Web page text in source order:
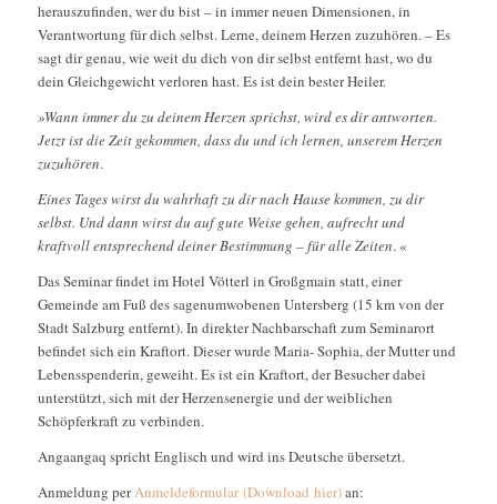
herauszufinden, wer du bist – in immer neuen Dimensionen, in
Verantwortung für dich selbst. Lerne, deinem Herzen zuzuhören. – Es
sagt dir genau, wie weit du dich von dir selbst entfernt hast, wo du
dein Gleichgewicht verloren hast. Es ist dein bester Heiler.
»Wann immer du zu deinem Herzen sprichst, wird es dir antworten.
Jetzt ist die Zeit gekommen, dass du und ich lernen, unserem Herzen
zuzuhören.
Eines Tages wirst du wahrhaft zu dir nach Hause kommen, zu dir
selbst. Und dann wirst du auf gute Weise gehen, aufrecht und
kraftvoll entsprechend deiner Bestimmung – für alle Zeiten. «
Das Seminar findet im Hotel Vötterl in Großgmain statt, einer
Gemeinde am Fuß des sagenumwobenen Untersberg (15 km von der
Stadt Salzburg entfernt). In direkter Nachbarschaft zum Seminarort
befindet sich ein Kraftort. Dieser wurde Maria- Sophia, der Mutter und
Lebensspenderin, geweiht. Es ist ein Kraftort, der Besucher dabei
unterstützt, sich mit der Herzensenergie und der weiblichen
Schöpferkraft zu verbinden.
Angaangaq spricht Englisch und wird ins Deutsche übersetzt.
Anmeldung perAnmeldeformular (Download hier)an: